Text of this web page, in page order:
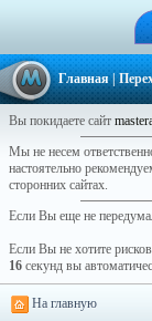
Главная|
Вы покидаете сайт
Мы не несем
настоятельно
сторонних сайтах.
Если Вы еще не
Если Вы не хотите
16 секунд вы
На главную